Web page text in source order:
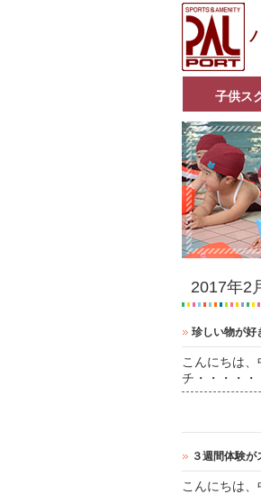
子供ス
ベビーコース
幼児コース
小学生コース
育成コース
選手コース
キッズパーク(
子どもダンス
■入会案内■
2017年2
珍しい物が好
こんにちは
チ・・・・
３週間体験
こんにちは